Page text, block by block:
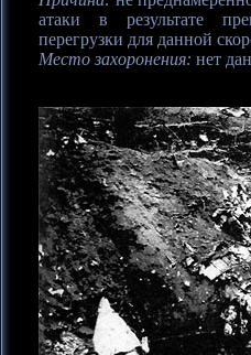
атаки в результате
перегрузки для данной
Место захоронения: нет